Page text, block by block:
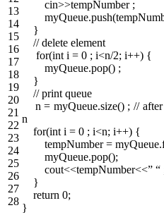
13
14
15
16
17
18
19
20
21
22
23
24
25
26
27
28
cin>>tempNumber ;
myQueue.push(
}
// delete element
for(int i = 0 ; i<n/2; i++) {
myQueue.pop() ;
}
// print queue
n = myQueue.size() ; //
n
for(int i = 0 ; i<n; i++) {
tempNumber = myQueue.
myQueue.pop();
cout<<tempNumber<<” “
}
return 0;
}